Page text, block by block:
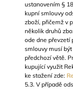
ustanovením §
kupní smlouvy
zboží, přičemž v
několik druhů
ode dne převzetí
smlouvy musí
předchozí větě.
kupující využit
ke stažení zde:
5.3. V případě